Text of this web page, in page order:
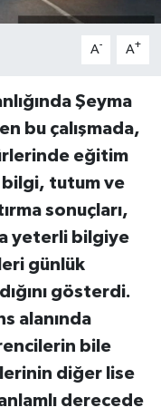
A- A+
Şeyma
bu çalışmada,
eğitim
tutum ve
sonuçları,
yeterli bilgiye
günlük
gösterdi.
alanında
bile
diğer lise
derecede